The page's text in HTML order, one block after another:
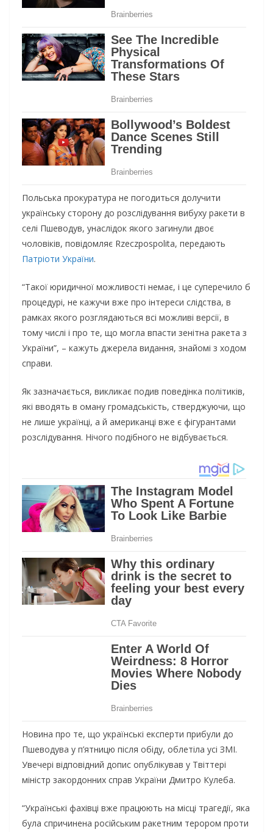
Польська прокуратура не погодиться долучити
українську сторону до розслідування вибуху ракети в
селі Пшеводув, унаслідок якого загинули двоє
чоловіків, повідомляє Rzeczpospolita, передають
Патріоти України.
“Такої юридичної можливості немає, і це суперечило б
процедурі, не кажучи вже про інтереси слідства, в
рамках якого розглядаються всі можливі версії, в
тому числі і про те, що могла впасти зенітна ракета з
України”, – кажуть джерела видання, знайомі з ходом
справи.
Як зазначається, викликає подив поведінка політиків,
які вводять в оману громадськість, стверджуючи, що
не лише українці, а й американці вже є фігурантами
розслідування. Нічого подібного не відбувається.
Новина про те, що українські експерти прибули до
Пшеводува у п’ятницю після обіду, облетіла усі ЗМІ.
Увечері відповідний допис опублікував у Твіттері
міністр закордонних справ України Дмитро Кулеба.
“Українські фахівці вже працюють на місці трагедії, яка
була спричинена російським ракетним терором проти